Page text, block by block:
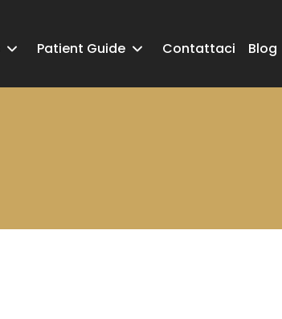
Patient Guide Contattaci
Blog